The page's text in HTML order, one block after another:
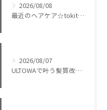
2026/08/08
最近のヘアケア☆tokita【銀座・美容室WISTERIA】
2026/08/07
ULTOWAで叶う髪質改善美髪カラー【銀座・美容室WISTERIA】